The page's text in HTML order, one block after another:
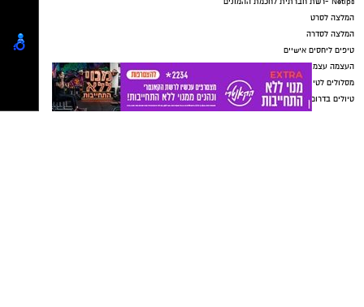
עוד טען הסנגור כי לא התקיימו יחסי מרות בין
החשוד למתלוננת וכי מדובר בשני בגירים, ולכן
לשיטתו לא בוצעה עבירה.
בהחלטתו קבע השופט ישראל פת כי מחומר